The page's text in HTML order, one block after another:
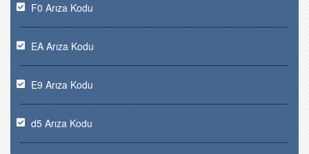
F0 Arıza Kodu
EA Arıza Kodu
E9 Arıza Kodu
d5 Arıza Kodu